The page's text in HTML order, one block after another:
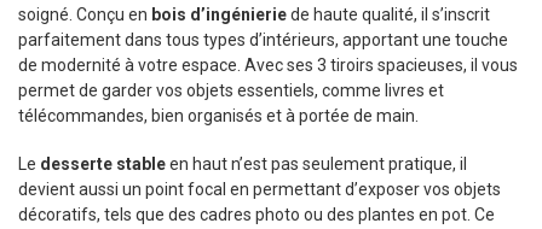
soigné. Conçu en bois d’ingénieriede haute qualité, il s’inscrit
parfaitement dans tous types d’intérieurs, apportant une touche
de modernité à votre espace. Avec ses 3 tiroirs spacieuses, il vous
permet de garder vos objets essentiels, comme livres et
télécommandes, bien organisés et à portée de main.
Le desserte stableen haut n’est pas seulement pratique, il
devient aussi un point focal en permettant d’exposer vos objets
décoratifs, tels que des cadres photo ou des plantes en pot. Ce